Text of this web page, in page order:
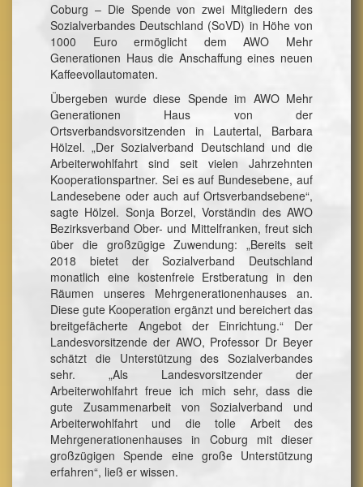
Coburg – Die Spende von zwei Mitgliedern des
Sozialverbandes Deutschland (SoVD) in Höhe von
1000 Euro ermöglicht dem AWO Mehr
Generationen Haus die Anschaffung eines neuen
Kaffeevollautomaten.
Übergeben wurde diese Spende im AWO Mehr
Generationen Haus von der
Ortsverbandsvorsitzenden in Lautertal, Barbara
Hölzel. „Der Sozialverband Deutschland und die
Arbeiterwohlfahrt sind seit vielen Jahrzehnten
Kooperationspartner. Sei es auf Bundesebene, auf
Landesebene oder auch auf Ortsverbandsebene“,
sagte Hölzel. Sonja Borzel, Vorständin des AWO
Bezirksverband Ober- und Mittelfranken, freut sich
über die großzügige Zuwendung: „Bereits seit
2018 bietet der Sozialverband Deutschland
monatlich eine kostenfreie Erstberatung in den
Räumen unseres Mehrgenerationenhauses an.
Diese gute Kooperation ergänzt und bereichert das
breitgefächerte Angebot der Einrichtung.“ Der
Landesvorsitzende der AWO, Professor Dr Beyer
schätzt die Unterstützung des Sozialverbandes
sehr. „Als Landesvorsitzender der
Arbeiterwohlfahrt freue ich mich sehr, dass die
gute Zusammenarbeit von Sozialverband und
Arbeiterwohlfahrt und die tolle Arbeit des
Mehrgenerationenhauses in Coburg mit dieser
großzügigen Spende eine große Unterstützung
erfahren“, ließ er wissen.